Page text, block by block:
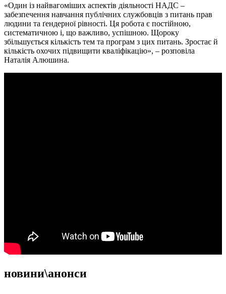
«Один із найвагоміших аспектів діяльності НАДС –
забезпечення навчання публічних службовців з питань прав
людини та ґендерної рівності. Ця робота є постійною,
систематичною і, що важливо, успішною. Щороку
збільшується кількість тем та програм з цих питань. Зростає й
кількість охочих підвищити кваліфікацію», – розповіла
Наталія Алюшина.
новини\анонси